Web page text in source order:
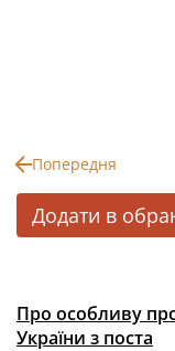
Попередня
Додати в
Про особливу
України з поста